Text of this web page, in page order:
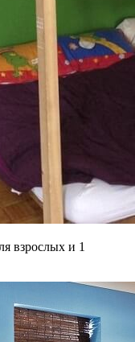
взрослых и 1